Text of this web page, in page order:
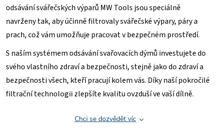
odsávání svářečských výparů MW Tools jsou speciálně
navrženy tak, aby účinně filtrovaly svářečské výpary, páry a
prach, což vám umožňuje pracovat v bezpečném prostředí.
S naším systémem odsávání svařovacích dýmů investujete do
svého vlastního zdraví a bezpečnosti, stejně jako do zdraví a
bezpečnosti všech, kteří pracují kolem vás. Díky naší pokročilé
filtrační technologii zlepšíte kvalitu ovzduší ve vaší dílně.
Chci se dozvědět víc